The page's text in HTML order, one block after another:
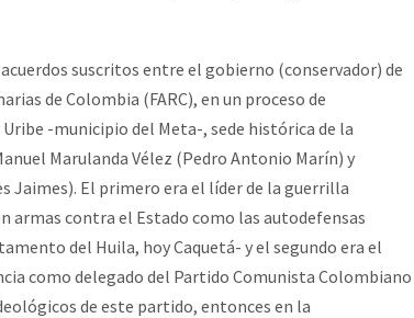
suscritos entre el gobierno (conservador) de
de Colombia (FARC), en un proceso de
-municipio del Meta-, sede histórica de la
Marulanda Vélez (Pedro Antonio Marín) y
El primero era el líder de la guerrilla
armas contra el Estado como las autodefensas
del Huila, hoy Caquetá- y el segundo era el
como delegado del Partido Comunista Colombiano
de este partido, entonces en la